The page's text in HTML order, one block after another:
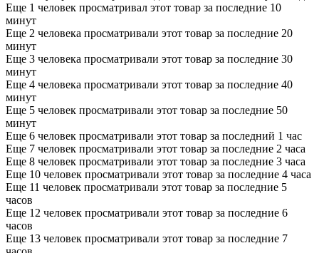
Еще 1 человек просматривал этот товар за последние 10
минут
Еще 2 человека просматривали этот товар за последние 20
минут
Еще 3 человека просматривали этот товар за последние 30
минут
Еще 4 человека просматривали этот товар за последние 40
минут
Еще 5 человек просматривали этот товар за последние 50
минут
Еще 6 человек просматривали этот товар за последний 1 час
Еще 7 человек просматривали этот товар за последние 2 часа
Еще 8 человек просматривали этот товар за последние 3 часа
Еще 10 человек просматривали этот товар за последние 4 часа
Еще 11 человек просматривали этот товар за последние 5
часов
Еще 12 человек просматривали этот товар за последние 6
часов
Еще 13 человек просматривали этот товар за последние 7